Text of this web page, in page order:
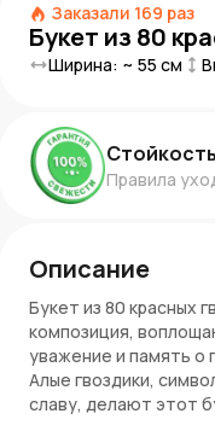
Заказали 169 раз
Букет из 80
Ширина: ~ 55 см
Правила
Описание
Букет из 80 красных
композиция,
уважение и память о
Алые гвоздики,
славу, делают этот